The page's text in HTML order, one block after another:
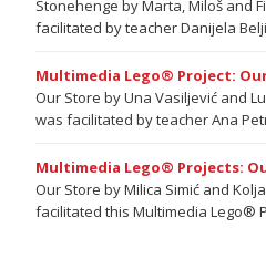
Stonehenge by Marta, Miloš and
facilitated by teacher Danijela
Multimedia Lego® Project:
Our Store by Una Vasiljević and
was facilitated by teacher Ana
Multimedia Lego® Projects:
Our Store by Milica Simić and
facilitated this Multimedia Lego®